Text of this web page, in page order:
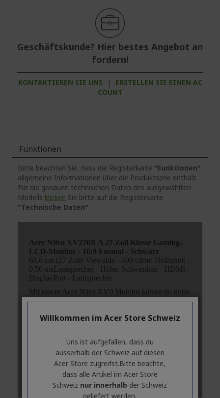
Geschäftskunde? Hier bestes Angebot an
fordern!
KONTAKTIEREN SIE UNS |
ERSTELLEN SIE EINEN AC
COUNT
Funktionen
Bitte beachten Sie, dass die Registerkarte "Funktionen"
allgemeine Informationen über die Produktserie enthält.
Für die genauen technischen Daten des ausgewählten
Modells klicken Sie bitte auf die Registerkarte
"Technische Daten".
Willkommen im Acer Store Schweiz
Uns ist aufgefallen, dass du
ausserhalb ​der Schweiz auf diesen
Acer Store zugreifst.​Bitte beachte,
dass alle Artikel im Acer Store
Schweiz nur innerhalb der Schweiz
geliefert werden.